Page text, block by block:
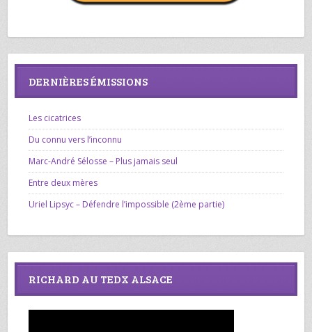
DERNIÈRES ÉMISSIONS
Les cicatrices
Du connu vers l’inconnu
Marc-André Sélosse – Plus jamais seul
Entre deux mères
Uriel Lipsyc – Défendre l’impossible (2ème partie)
RICHARD AU TEDX ALSACE